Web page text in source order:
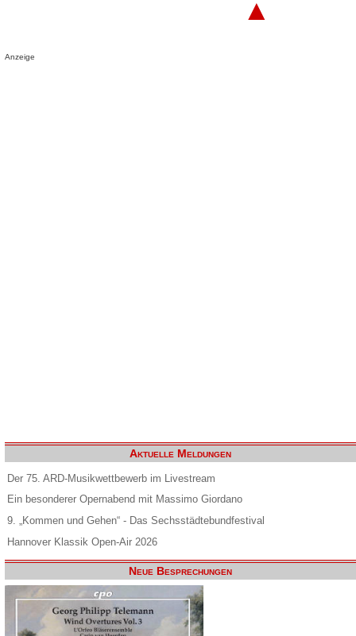
▲
Anzeige
Aktuelle Meldungen
Der 75. ARD-Musikwettbewerb im Livestream
Ein besonderer Opernabend mit Massimo Giordano
9. „Kommen und Gehen“ - Das Sechsstädtebundfestival
Hannover Klassik Open-Air 2026
Neue Besprechungen